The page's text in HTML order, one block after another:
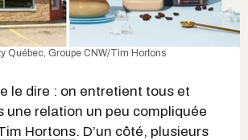
Québec, Groupe CNW/Tim Hortons
le dire : on entretient tous et
une relation un peu compliquée
Hortons. D’un côté, plusieurs